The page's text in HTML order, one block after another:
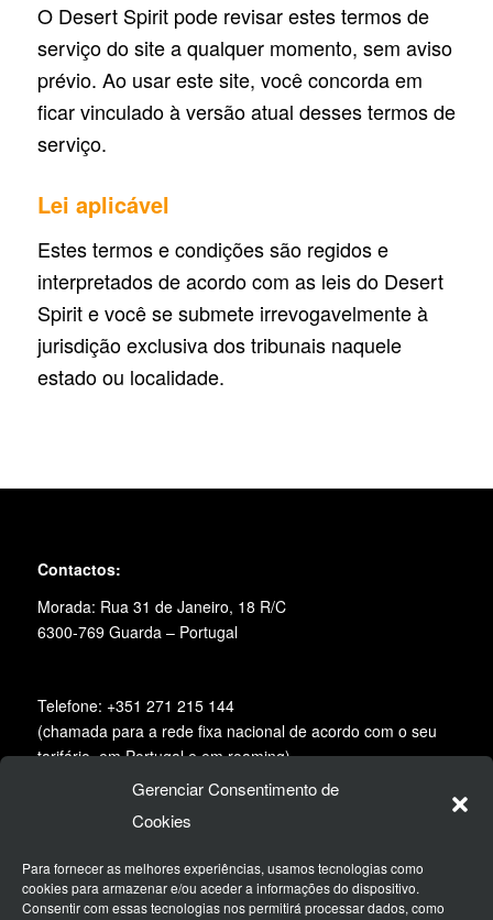
Gerenciar Consentimento de
Cookies
Para fornecer as melhores experiências, usamos tecnologias como
cookies para armazenar e/ou aceder a informações do dispositivo.
Consentir com essas tecnologias nos permitirá processar dados, como
O Desert Spirit pode revisar estes termos de
serviço do site a qualquer momento, sem aviso
prévio. Ao usar este site, você concorda em
ficar vinculado à versão atual desses termos de
serviço.
Lei aplicável
Estes termos e condições são regidos e
interpretados de acordo com as leis do Desert
Spirit e você se submete irrevogavelmente à
jurisdição exclusiva dos tribunais naquele
estado ou localidade.
Contactos:
Morada: Rua 31 de Janeiro, 18 R/C
6300-769 Guarda – Portugal
Telefone: +351 271 215 144
(chamada para a rede fixa nacional de acordo com o seu
tarifário, em Portugal e em roaming)
geral@desertspirit.pt
Siga-nos na redes sociais: